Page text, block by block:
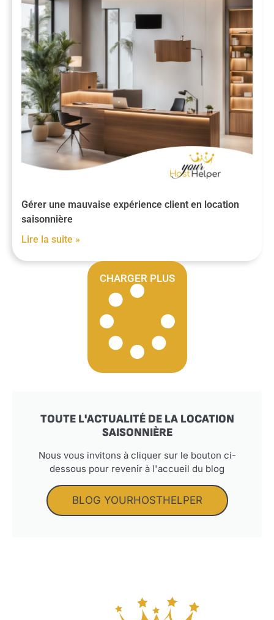
Gérer une mauvaise expérience client en location
saisonnière
Lire la suite »
CHARGER PLUS
TOUTE L'ACTUALITÉ DE LA LOCATION
SAISONNIÈRE
Nous vous invitons à cliquer sur le bouton ci-
dessous pour revenir à l'accueil du blog
BLOG YOURHOSTHELPER